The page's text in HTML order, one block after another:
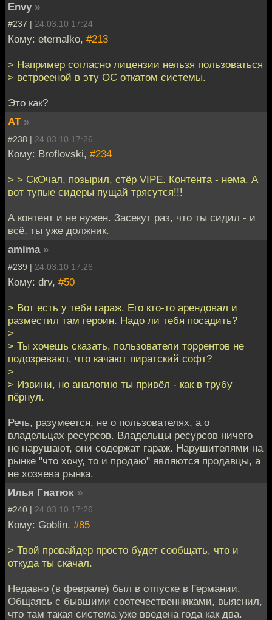
Envy »
#237 | 24.03.10 17:24
Кому: eternalko, #213
> Например согласно лицензии нельзя пользоваться
> встроееной в эту ОС откатом системы.
Это как?
AT »
#238 | 24.03.10 17:26
Кому: Broflovski, #234
> > СкОчал, позырил, стёр VIPE. Контента - нема. А
вот тупые сидеры пущай трясутся!!!
А контент и не нужен. Засекут раз, что ты сидил - и
всё, ты уже должник.
amima »
#239 | 24.03.10 17:26
Кому: drv, #50
> Вот есть у тебя гараж. Его кто-то арендовал и
разместил там героин. Надо ли тебя посадить?
>
> Ты хочешь сказать, пользователи торрентов не
подозревают, что качают пиратский софт?
>
> Извини, но аналогию ты привёл - как в трубу
пёрнул.
Речь, разумеется, не о пользователях, а о
владельцах ресурсов. Владельцы ресурсов ничего
не нарушают, они содержат гараж. Нарушителями на
рынке "что хочу, то и продаю" являются продавцы, а
не хозяева рынка.
Илья Гнатюк »
#240 | 24.03.10 17:26
Кому: Goblin, #85
> Твой провайдер просто будет сообщать, что и
откуда ты скачал.
Недавно (в феврале) был в отпуске в Германии.
Общаясь с бывшими соотечественниками, выяснил,
что там такая система уже введена года как два.